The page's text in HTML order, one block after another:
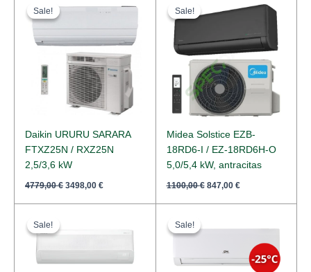
Sale!
Sale!
Daikin URURU SARARA
FTXZ25N / RXZ25N
2,5/3,6 kW
4779,00€
price
4779,00 €.
3498,00 €
price
3498,00 €.
Sale!
Sale!
Midea Solstice EZB-
18RD6-I / EZ-18RD6H-O
5,0/5,4 kW, antracitas
1100,00€
was:
847,00 €
price
Sale!
Sale! Sale!
Sale!
was:
is:
665,00 €.